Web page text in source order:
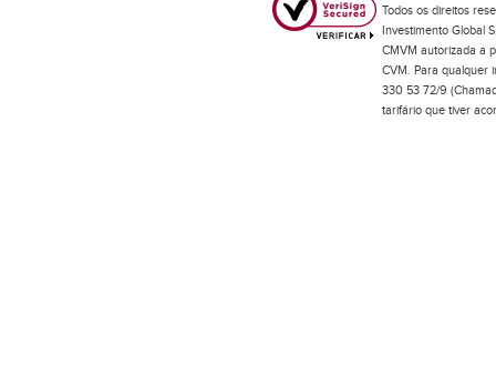
Todos os direitos
Investimento Global
CMVM autorizada a
CVM. Para qualquer
330 53 72/9
tarifário que tiver